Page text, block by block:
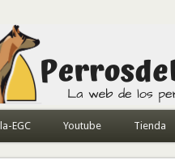
búsqueda y detectores
EGC Youtube Tienda